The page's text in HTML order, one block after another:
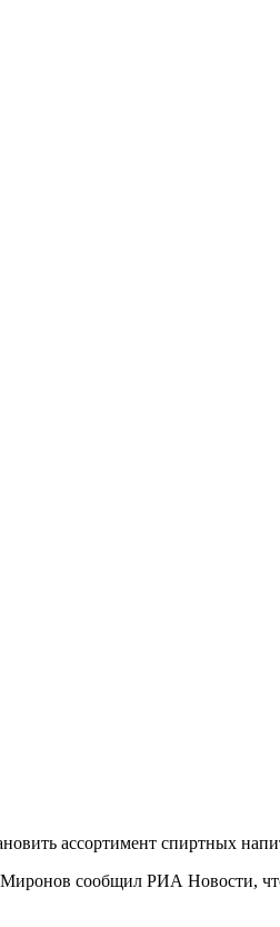
ассортимент спиртных
Миронов сообщил РИА Новости,